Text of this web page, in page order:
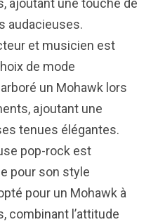
ajoutant une touche de
audacieuses.
et musicien est
de mode
un Mohawk lors
ajoutant une
tenues élégantes.
pop-rock est
pour son style
pour un Mohawk à
combinant l’attitude